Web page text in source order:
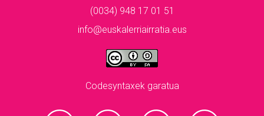
(0034) 948 17 01 51
info@euskalerriairratia.eus
Codesyntaxek garatua